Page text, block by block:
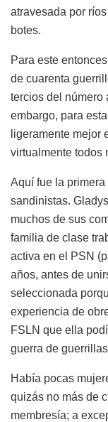
atravesada por
botes.
Para este
de cuarenta
tercios del número
embargo, para
ligeramente mejor
virtualmente todos
Aquí fue la
sandinistas.
muchos de sus
familia de clase
activa en el PSN
años, antes de
seleccionada
experiencia de
FSLN que ella
guerra de
Había pocas
quizás no más de
membresía; a